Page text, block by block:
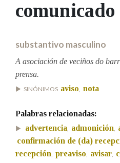
Facebook
TwitterYoutubeInstagram
Bluesky
BUSCAR NOS LEMAS
Remata por
Contén
BUSCAR NO CONTIDO
comunicado
substantivo masculino
A asociación de veciños do
prensa.
SINÓNIMOS aviso, nota
Palabras relacionadas:
advertencia, admonición,
confirmación de (da)
recepción, preaviso, avisar,